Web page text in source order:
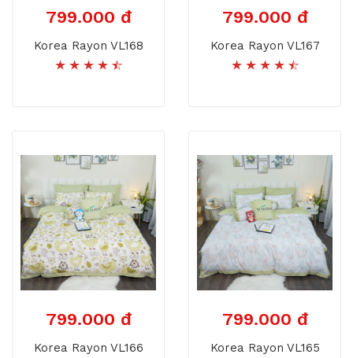
799.000 đ
Korea Rayon VL168
799.000 đ
Korea Rayon VL167
799.000 đ
Korea Rayon VL166
799.000 đ
Korea Rayon VL165